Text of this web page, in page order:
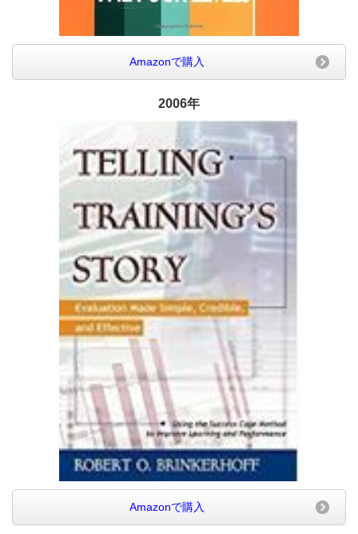
Amazonで購入
2006年
Amazonで購入